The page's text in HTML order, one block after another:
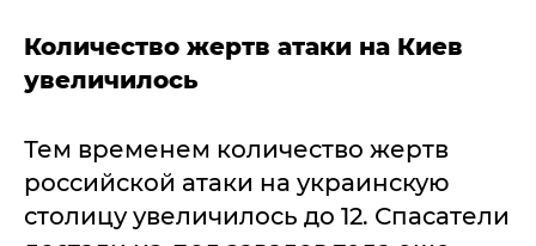
Количество жертв атаки на Киев
увеличилось
Тем временем количество жертв
российской атаки на украинскую
столицу увеличилось до 12. Спасатели